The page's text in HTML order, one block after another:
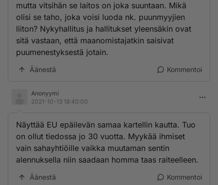
mutta vitsihän se laitos on joka suuntaan. Mikä
olisi se taho, joka voisi luoda nk. puunmyyjien
liiton? Nykyhallitus ja hallitukset yleensäkin ovat
sitä vastaan, että maanomistajatkin saisivat
puumenestyksestä jotain.
Äänestä Kommentoi
Anonyymi
2021-10-13 18:40:00
Näyttää EU epäilevän samaa kartellin kautta. Tuo
on ollut tiedossa jo 30 vuotta. Myykää ihmiset
vain sahayhtiöille vaikka muutaman sentin
alennuksella niin saadaan homma taas raiteelleen.
Äänestä Kommentoi